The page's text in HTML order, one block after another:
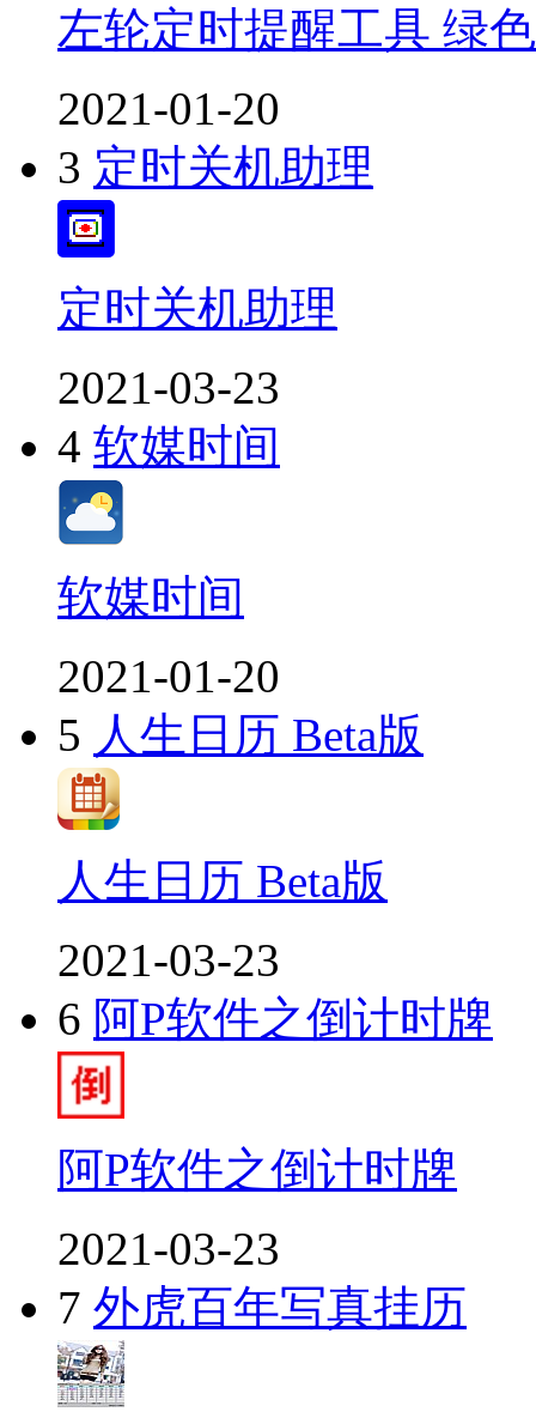
左轮定时提醒工具 绿
2021-01-20
3 定时关机助理
定时关机助理
2021-03-23
4 软媒时间
软媒时间
2021-01-20
5 人生日历 Beta版
人生日历 Beta版
2021-03-23
6 阿P软件之倒计时牌
阿P软件之倒计时牌
2021-03-23
7 外虎百年写真挂历